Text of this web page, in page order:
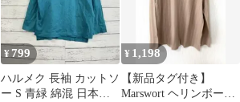
¥ 799
ハルメク 長袖 カットソ
ー S 青緑 綿混 日本製
¥ 1,198
【新品タグ付き】
Marswort ヘリンボーン